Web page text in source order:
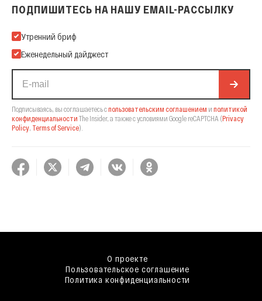
ПОДПИШИТЕСЬ НА НАШУ EMAIL-РАССЫЛКУ
Подпишитесь на нашу Email-рассылку
Утренний бриф
Еженедельный дайджест
Подписываясь, вы соглашаетесь спользовательским соглашением и политикой
конфиденциальности The Insider, а также с условиями Google reCAPTCHA (Privacy
Policy, Terms of Service).
О проекте
Пользовательское соглашение
Политика конфиденциальности